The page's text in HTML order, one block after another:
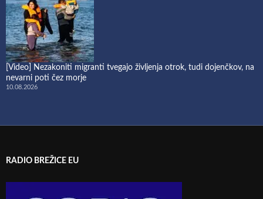
[Video] Nezakoniti migranti tvegajo življenja otrok, tudi dojenčkov, na
nevarni poti čez morje
10.08.2026
RADIO BREŽICE EU